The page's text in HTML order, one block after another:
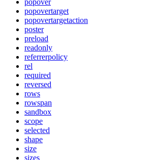
popovertarget
popovertargetaction
poster
preload
readonly
referrerpolicy
rel
required
reversed
rows
rowspan
sandbox
scope
selected
shape
size
sizes